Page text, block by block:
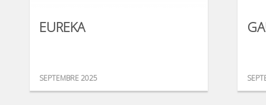
EUREKA
SEPTEMBRE 2025